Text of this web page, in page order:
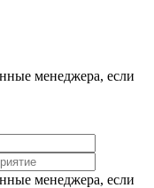
менеджера, если
менеджера, если